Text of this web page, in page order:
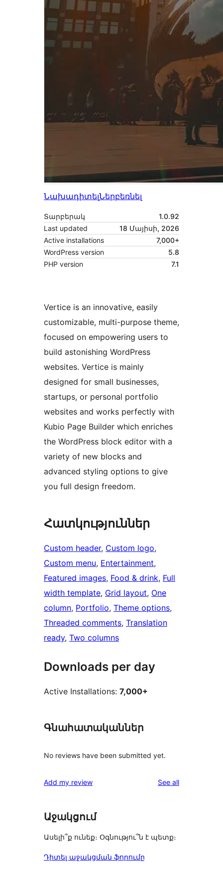
ՆախադիտելՆերբեռնել
Տարբերակ
1.0.92
Last updated
18 Մայիսի, 2026
Active installations
7,000+
WordPress version
5.8
PHP version
7.1
Vertice is an innovative, easily
customizable, multi-purpose theme,
focused on empowering users to
build astonishing WordPress
websites. Vertice is mainly
designed for small businesses,
startups, or personal portfolio
websites and works perfectly with
Kubio Page Builder which enriches
the WordPress block editor with a
variety of new blocks and
advanced styling options to give
you full design freedom.
Հատկություններ
Custom header, Custom logo
Custom menu, Entertainment
Featured images, Food & drink, Full
width template, Grid layout, One
column, Portfolio, Theme options
Threaded comments, Translation
ready, Two columns
Downloads per day
Active Installations: 7,000+
Գնահատականներ
No reviews have been submitted yet.
Add my review See allreviews
Աջակցում
Ասելի՞ք ունեք։ Օգնությու՞ն է պետք։
Դիտել աջակցման ֆորումը